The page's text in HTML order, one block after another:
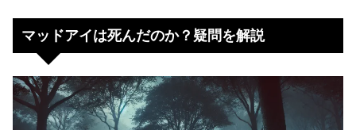
マッドアイは死んだのか？疑問を解説